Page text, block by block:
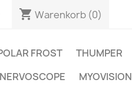
shopping_cart Warenkorb (0)
FROST THUMPER
NERVOSCOPE MYOVISION